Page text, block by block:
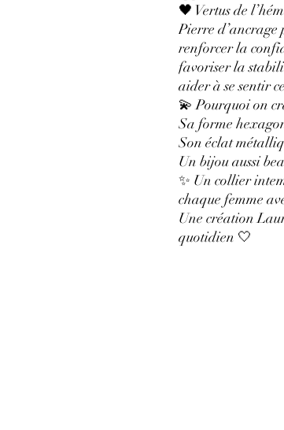
🖤 Vertus de
Pierre d’ancrage
renforcer la
favoriser la
aider à se sentir
💫 Pourquoi on
Sa forme
Son éclat
Un bijou aussi
✨ Un collier
chaque femme
Une création
quotidien 🤍